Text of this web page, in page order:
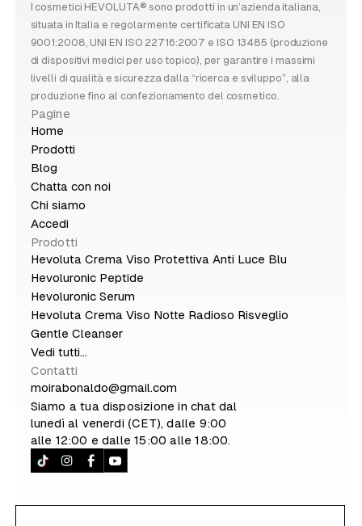
I cosmetici HEVOLUTA® sono prodotti in un’azienda italiana,
situata in Italia e regolarmente certificata UNI EN ISO
9001:2008, UNI EN ISO 22716:2007 e ISO 13485 (produzione
di dispositivi medici per uso topico), per garantire i massimi
livelli di qualità e sicurezza dalla “ricerca e sviluppo”, alla
produzione fino al confezionamento del cosmetico.
Pagine
Home
Prodotti
Blog
Chatta con noi
Chi siamo
Accedi
Prodotti
Hevoluta Crema Viso Protettiva Anti Luce Blu
Hevoluronic Peptide
Hevoluronic Serum
Hevoluta Crema Viso Notte Radioso Risveglio
Gentle Cleanser
Vedi tutti...
Contatti
moirabonaldo@gmail.com
Siamo a tua disposizione in chat dal
lunedì al venerdi (CET), dalle 9:00
alle 12:00 e dalle 15:00 alle 18:00.